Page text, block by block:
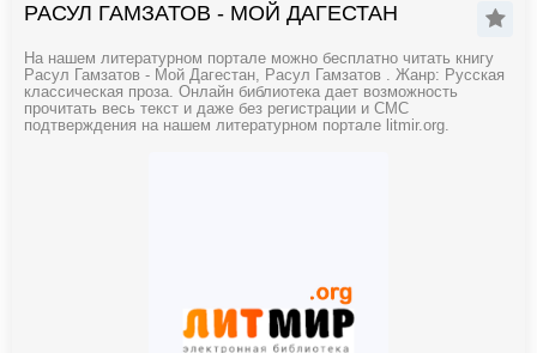
РАСУЛ ГАМЗАТОВ - МОЙ ДАГЕСТАН
На нашем литературном портале можно бесплатно читать книгу
Расул Гамзатов - Мой Дагестан, Расул Гамзатов . Жанр: Русская
классическая проза. Онлайн библиотека дает возможность
прочитать весь текст и даже без регистрации и СМС
подтверждения на нашем литературном портале litmir.org.